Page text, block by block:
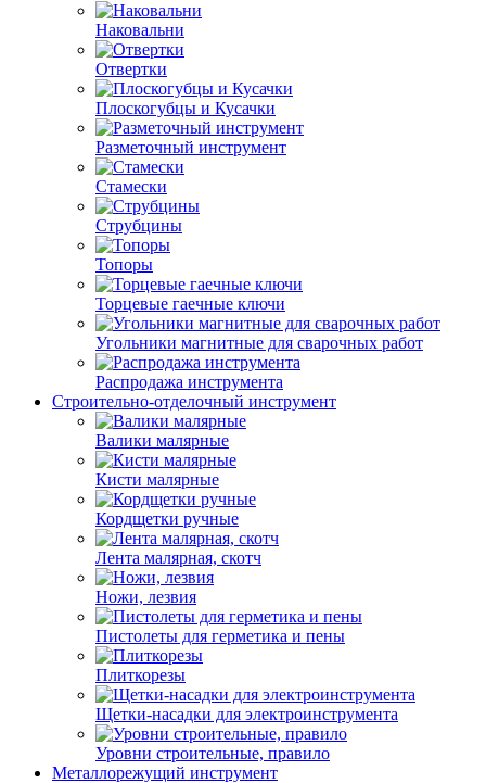
Наковальни
Отвертки
Плоскогубцы и Кусачки
Разметочный инструмент
Стамески
Струбцины
Топоры
Торцевые гаечные ключи
Угольники магнитные для сварочных работ
Распродажа инструмента
Строительно-отделочный инструмент
Валики малярные
Кисти малярные
Кордщетки ручные
Лента малярная, скотч
Ножи, лезвия
Пистолеты для герметика и пены
Плиткорезы
Щетки-насадки для электроинструмента
Уровни строительные, правило
Металлорежущий инструмент